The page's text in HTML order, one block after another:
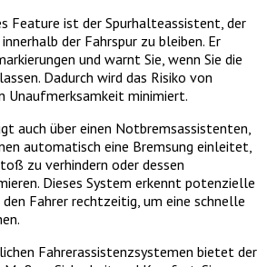
Feature ist der Spurhalteassistent, der
der Fahrspur zu bleiben. Er
und warnt Sie, wenn Sie die
Dadurch wird das Risiko von
Unaufmerksamkeit minimiert.
auch über einen Notbremsassistenten,
automatisch eine Bremsung einleitet,
zu verhindern oder dessen
Dieses System erkennt potenzielle
Fahrer rechtzeitig, um eine schnelle
Fahrerassistenzsystemen bietet der